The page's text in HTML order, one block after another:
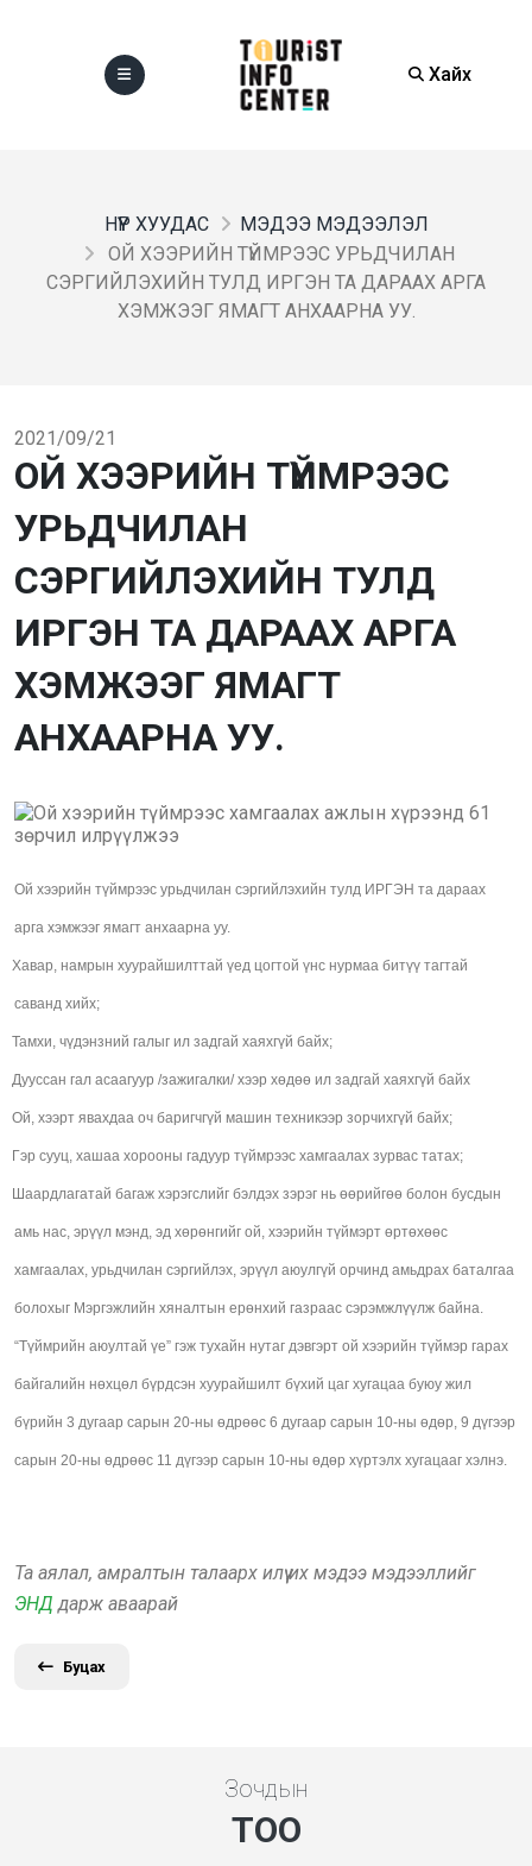
Хайх
НҮҮР ХУУДАС
МЭДЭЭ МЭДЭЭЛЭЛ
ОЙ ХЭЭРИЙН ТҮЙМРЭЭС УРЬДЧИЛАН
СЭРГИЙЛЭХИЙН ТУЛД ИРГЭН ТА ДАРААХ АРГА
ХЭМЖЭЭГ ЯМАГТ АНХААРНА УУ.
2021/09/21
ОЙ ХЭЭРИЙН ТҮЙМРЭЭС
УРЬДЧИЛАН
СЭРГИЙЛЭХИЙН ТУЛД
ИРГЭН ТА ДАРААХ АРГА
ХЭМЖЭЭГ ЯМАГТ
АНХААРНА УУ.
Ой хээрийн түймрээс урьдчилан сэргийлэхийн тулд ИРГЭН та дараах
арга хэмжээг ямагт анхаарна уу.
Хавар, намрын хуурайшилттай үед цогтой үнс нурмаа битүү тагтай
саванд хийх;
Тамхи, чүдэнзний галыг ил задгай хаяхгүй байх;
Дууссан гал асаагуур /зажигалки/ хээр хөдөө ил задгай хаяхгүй байх
Ой, хээрт явахдаа оч баригчгүй машин техникээр зорчихгүй байх;
Гэр сууц, хашаа хорооны гадуур түймрээс хамгаалах зурвас татах;
Шаардлагатай багаж хэрэгслийг бэлдэх зэрэг нь өөрийгөө болон бусдын
амь нас, эрүүл мэнд, эд хөрөнгийг ой, хээрийн түймэрт өртөхөөс
хамгаалах, урьдчилан сэргийлэх, эрүүл аюулгүй орчинд амьдрах баталгаа
болохыг Мэргэжлийн хяналтын ерөнхий газраас сэрэмжлүүлж байна.
“Түймрийн аюултай үе” гэж тухайн нутаг дэвгэрт ой хээрийн түймэр гарах
байгалийн нөхцөл бүрдсэн хуурайшилт бүхий цаг хугацаа буюу жил
бүрийн 3 дугаар сарын 20-ны өдрөөс 6 дугаар сарын 10-ны өдөр, 9 дүгээр
сарын 20-ны өдрөөс 11 дүгээр сарын 10-ны өдөр хүртэлх хугацааг хэлнэ.
Та аялал, амралтын талаарх илүү их мэдээ мэдээллийг
ЭНД дарж аваарай
Буцах
Зочдын
ТОО